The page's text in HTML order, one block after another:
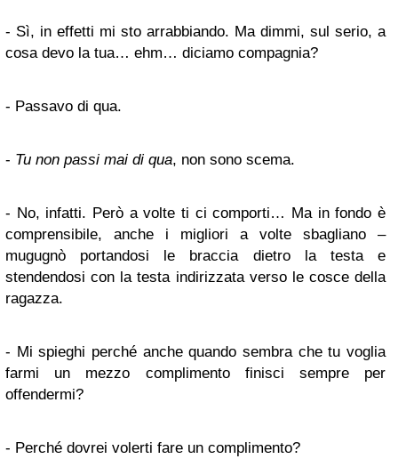
- Sì, in effetti mi sto arrabbiando. Ma dimmi, sul serio, a
cosa devo la tua… ehm… diciamo compagnia?
- Passavo di qua.
- Tu non passi mai di qua, non sono scema.
- No, infatti. Però a volte ti ci comporti… Ma in fondo è
comprensibile, anche i migliori a volte sbagliano –
mugugnò portandosi le braccia dietro la testa e
stendendosi con la testa indirizzata verso le cosce della
ragazza.
- Mi spieghi perché anche quando sembra che tu voglia
farmi un mezzo complimento finisci sempre per
offendermi?
- Perché dovrei volerti fare un complimento?